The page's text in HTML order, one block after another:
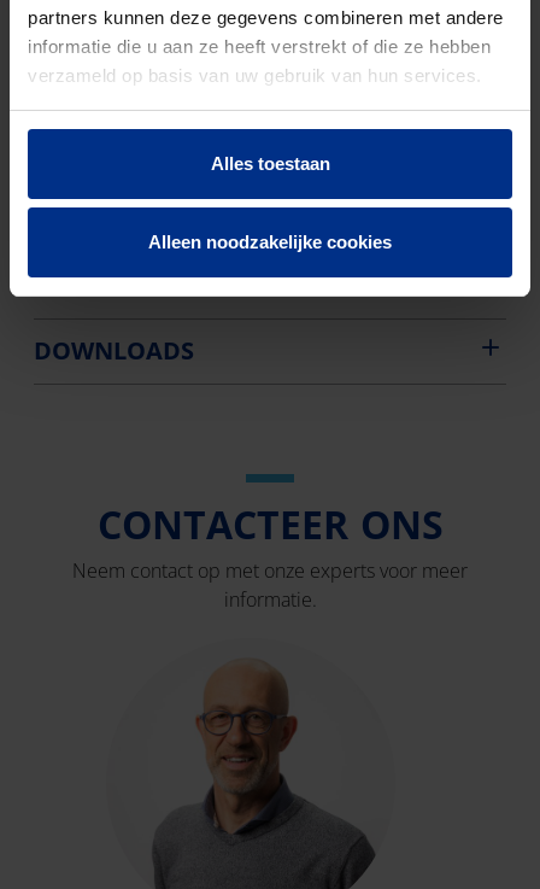
partners kunnen deze gegevens combineren met andere
informatie die u aan ze heeft verstrekt of die ze hebben
verzameld op basis van uw gebruik van hun services.
Alles toestaan
Alleen noodzakelijke cookies
EN-norm NBN EN 1329
Aantal stuks 85
DOWNLOADS
CONTACTEER ONS
Neem contact op met onze experts voor meer
informatie.